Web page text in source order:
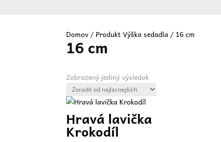
Domov / Produkt Výška sedadla / 16 cm
16 cm
Zobrazený jediný výsledok
Hravá lavička
Krokodíl